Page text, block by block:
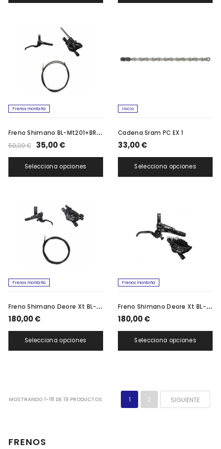
FRENOS
Frenos montaña
F
reno Shimano BL-Mt201+BR-Mt200
50,00 € 35,00 €
Selecciona opciones
Inicio
Cadena Sram PC EX 1
33,00 €
Selecciona opciones
Frenos montaña
F
reno Shimano Deore Xt BL-M8100
180,00 €
Selecciona opciones
Frenos montaña
F
reno Shimano Deore Xt BL-M8000 4 pistones
180,00 €
Selecciona opciones
MOSTRANDO 1-18 DE 19 PRODUCTOS 1 2 SIGUIENTE